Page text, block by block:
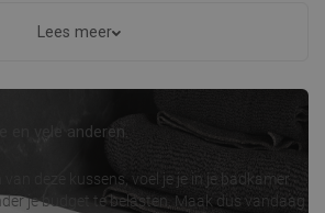
en vele anderen.
van deze kussens, voel je je in je badkamer
je budget te belasten. Maak dus vandaag
Lees meer